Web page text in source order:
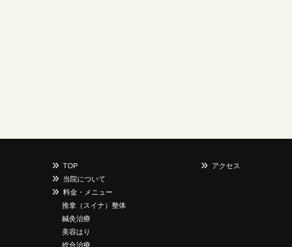
TOP
当院について
料金・メニュー
推拿（スイナ）整体
鍼灸治療
美容はり
総合治療
アクセス